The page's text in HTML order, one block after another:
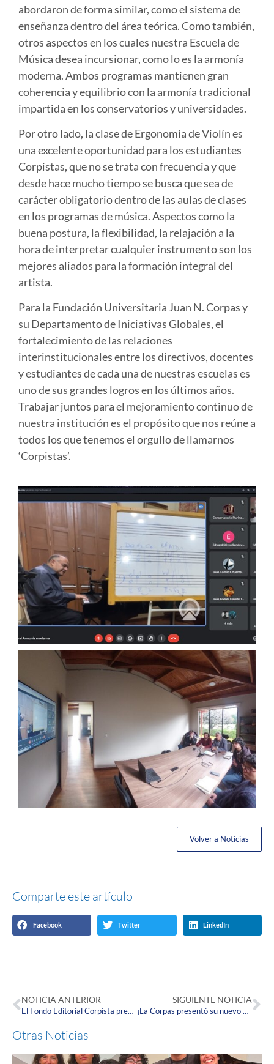
abordaron de forma similar, como el sistema de
enseñanza dentro del área teórica. Como también,
otros aspectos en los cuales nuestra Escuela de
Música desea incursionar, como lo es la armonía
moderna. Ambos programas mantienen gran
coherencia y equilibrio con la armonía tradicional
impartida en los conservatorios y universidades.
Por otro lado, la clase de Ergonomía de Violín es
una excelente oportunidad para los estudiantes
Corpistas, que no se trata con frecuencia y que
desde hace mucho tiempo se busca que sea de
carácter obligatorio dentro de las aulas de clases
en los programas de música. Aspectos como la
buena postura, la flexibilidad, la relajación a la
hora de interpretar cualquier instrumento son los
mejores aliados para la formación integral del
artista.
Para la Fundación Universitaria Juan N. Corpas y
su Departamento de Iniciativas Globales, el
fortalecimiento de las relaciones
interinstitucionales entre los directivos, docentes
y estudiantes de cada una de nuestras escuelas es
uno de sus grandes logros en los últimos años.
Trabajar juntos para el mejoramiento continuo de
nuestra institución es el propósito que nos reúne a
todos los que tenemos el orgullo de llamarnos
‘Corpistas’.
Volver a Noticias
Comparte este artículo
Facebook Twitter LinkedIn
NOTICIA ANTERIOR
El Fondo Editorial Corpista presenta su nuevo libro: “Una mirada a la música popular bailable en Cuba a partir de 1960. El Caso de Juan Formell y Adalberto Álvarez”
SIGUIENTE NOTICIA
¡La Corpas presentó su nuevo Diplomado Internacional en Obesidad y Composición Corporal!
Otras Noticias